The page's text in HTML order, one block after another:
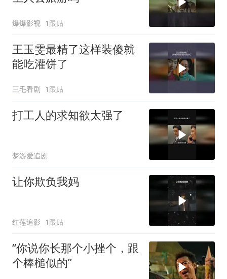
爆爆影视 1跟贴
王玉雯最精了这样装傻就
能吃灌饼了
三毛看剧 1跟贴
打工人的求知欲太强了
梦游爱追剧
让你欺负我妈
红莲追影 1跟贴
“你说你长那个小挫个，跟
个棒槌似的”